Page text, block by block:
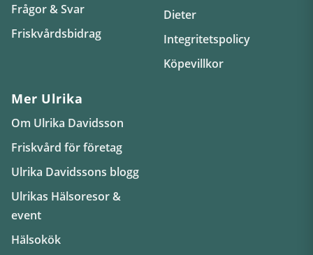
Frågor & Svar
Friskvårdsbidrag
Dieter
Integritetspolicy
Köpevillkor
Mer Ulrika
Om Ulrika Davidsson
Friskvård för företag
Ulrika Davidssons blogg
Ulrikas Hälsoresor &
event
Hälsokök